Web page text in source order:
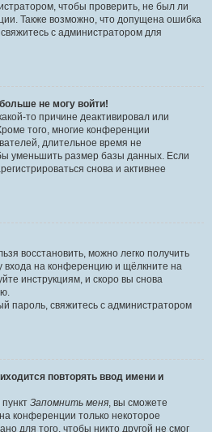
чтобы проверить, не был ли
Также возможно, что допущена ошибка
с администратором для
не могу войти!
то причине деактивировал или
того, многие конференции
длительное время не
уменьшить размер базы данных. Если
снова и активнее
восстановить, можно легко получить
входа на конференцию и щёлкните на
инструкциям, и скоро вы снова
пароль, свяжитесь с администратором
повторять ввод имени и
Запомнить меня, вы сможете
конференции только некоторое
для того, чтобы никто другой не смог